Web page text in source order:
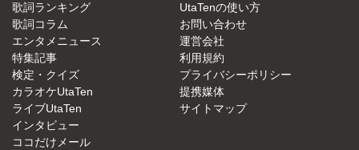
歌詞ランキング
歌詞コラム
エンタメニュース
特集記事
検定・クイズ
カラオケUtaTen
ライブUtaTen
インタビュー
ココだけメール
UtaTenの使い方
お問い合わせ
運営会社
利用規約
プライバシーポリシー
提携媒体
サイトマップ